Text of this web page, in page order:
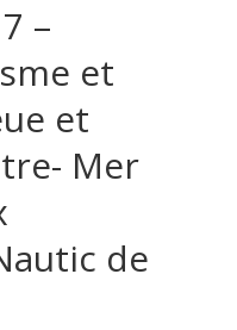
–
et
et
Mer
de